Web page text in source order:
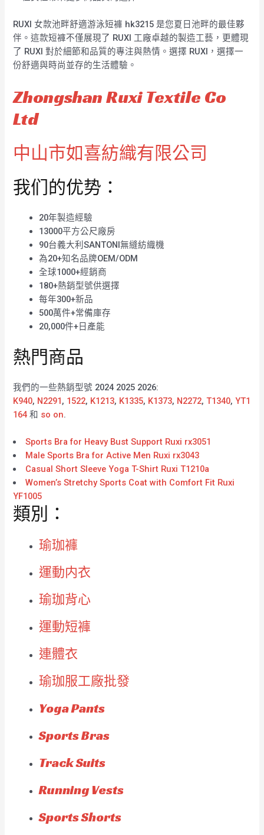
RUXI 女款池畔舒適游泳短褲 hk3215 是您夏日池畔的最佳夥
伴。這款短褲不僅展現了 RUXI 工廠卓越的製造工藝，更體現
了 RUXI 對於細節和品質的專注與熱情。選擇 RUXI，選擇一
份舒適與時尚並存的生活體驗。
Zhongshan Ruxi Textile Co
Ltd
中山市如喜紡織有限公司
我们的优势：
20年製造經驗
13000平方公尺廠房
90台義大利SANTONI無縫紡織機
為20+知名品牌OEM/ODM
全球1000+經銷商
180+熱銷型號供選擇
每年300+新品
500萬件+常備庫存
20,000件+日產能
熱門商品
我們的一些熱銷型號 2024 2025 2026:
K940, N2291, 1522, K1213, K1335, K1373, N2272,T1340,YT1
164 和 so on.
Sports Bra for Heavy Bust Support Ruxi rx3051
Male Sports Bra for Active Men Ruxi rx3043
Casual Short Sleeve Yoga T-Shirt Ruxi T1210a
Women’s Stretchy Sports Coat with Comfort Fit Ruxi
YF1005
類別：
瑜珈褲
運動内衣
瑜珈背心
運動短褲
連體衣
瑜珈服工廠批發
Yoga Pants
Sports Bras
Track Suits
Running Vests
Sports Shorts